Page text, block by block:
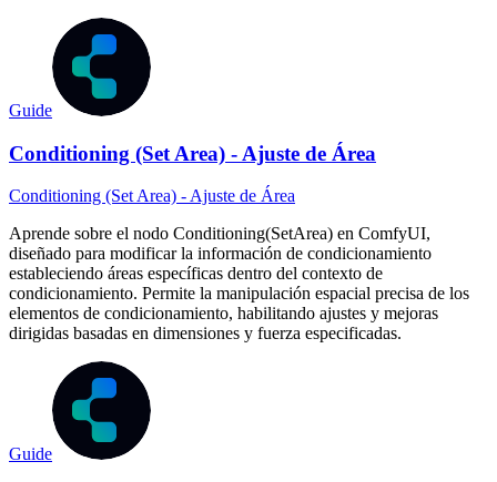
Guide
Conditioning (Set Area) - Ajuste de Área
Conditioning (Set Area) - Ajuste de Área
Aprende sobre el nodo Conditioning(SetArea) en ComfyUI,
diseñado para modificar la información de condicionamiento
estableciendo áreas específicas dentro del contexto de
condicionamiento. Permite la manipulación espacial precisa de los
elementos de condicionamiento, habilitando ajustes y mejoras
dirigidas basadas en dimensiones y fuerza especificadas.
Guide